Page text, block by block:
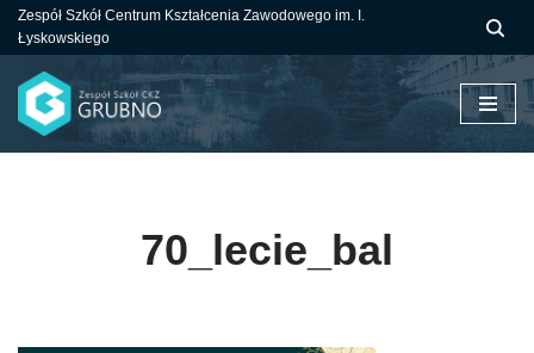
do
treści
Zespół Szkół Centrum Kształcenia Zawodowego im. I.
Łyskowskiego
70_lecie_bal